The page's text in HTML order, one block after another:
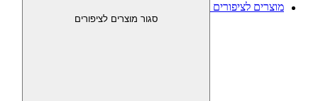
מוצרים לציפורים
סגור מוצרים לציפורים